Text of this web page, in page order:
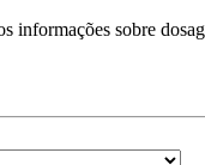
informações sobre